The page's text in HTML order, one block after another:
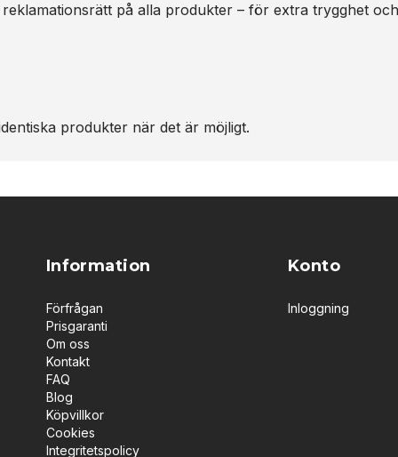
på alla produkter – för extra trygghet
produkter när det är möjligt.
Information
Förfrågan
Prisgaranti
Om oss
Kontakt
FAQ
Blog
Köpvillkor
Cookies
Integritetspolicy
Konto
Inloggning